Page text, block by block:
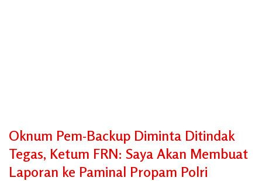
Oknum Pem-Backup Diminta Ditindak
Tegas, Ketum FRN: Saya Akan Membuat
Laporan ke Paminal Propam Polri